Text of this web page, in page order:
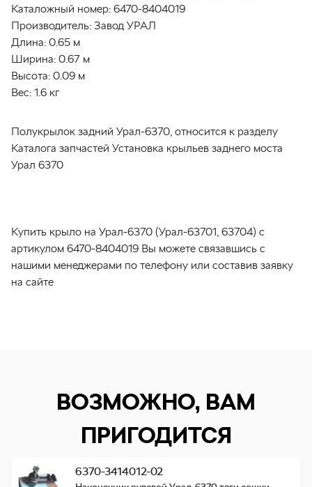
Каталожный номер: 6470-8404019
Производитель: Завод УРАЛ
Длина: 0.65 м
Ширина: 0.67 м
Высота: 0.09 м
Вес: 1.6 кг
Полукрылок задний Урал-6370, относится к разделу
Каталога запчастей Установка крыльев заднего моста
Урал 6370
Купить крыло на Урал-6370 (Урал-63701, 63704) с
артикулом 6470-8404019 Вы можете связавшись с
нашими менеджерами по телефону или составив заявку
на сайте
ВОЗМОЖНО, ВАМ
ПРИГОДИТСЯ
6370-3414012-02